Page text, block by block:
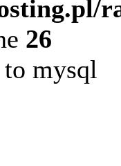
26
mysql